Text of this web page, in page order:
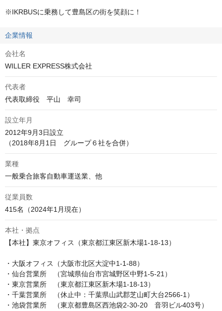
※IKRBUSに乗務して豊島区の街を笑顔に！
企業情報
会社名
WILLER EXPRESS株式会社
代表者
代表取締役　平山　幸司
設立年月
2012年9月3日設立
業種
一般乗合旅客自動車運送業、他
従業員数
415名（2024年1月現在）
本社・拠点
【本社】東京オフィス（東京都江東区新木場1-18-13）
・大阪オフィス（大阪市北区大淀中1-1-88）
・仙台営業所　（宮城県仙台市宮城野区中野1-5-21）
・東京営業所　（東京都江東区新木場1-18-13）
・千葉営業所　（休止中：千葉県山武郡芝山町大台2566-1）
・池袋営業所　（東京都豊島区西池袋2-30-20　音羽ビル403号）